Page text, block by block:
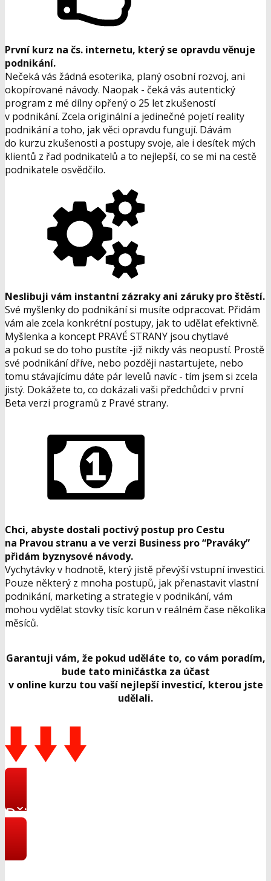
První kurz na čs. internetu, který se opravdu věnuje
podnikání.
Nečeká vás žádná esoterika, planý osobní rozvoj, ani
okopírované návody. Naopak - čeká vás autentický
program z mé dílny opřený o 25 let zkušeností
v podnikání. Zcela originální a jedinečné pojetí reality
podnikání a toho, jak věci opravdu fungují. Dávám
do kurzu zkušenosti a postupy svoje, ale i desítek mých
klientů z řad podnikatelů a to nejlepší, co se mi na cestě
podnikatele osvědčilo.
Neslibuji vám instantní zázraky ani záruky pro štěstí.
Své myšlenky do podnikání si musíte odpracovat. Přidám
vám ale zcela konkrétní postupy, jak to udělat efektivně.
Myšlenka a koncept PRAVÉ STRANY jsou chytlavé
a pokud se do toho pustíte -již nikdy vás neopustí. Prostě
své podnikání dříve, nebo později nastartujete, nebo
tomu stávajícímu dáte pár levelů navíc - tím jsem si zcela
jistý. Dokážete to, co dokázali vaši předchůdci v první
Beta verzi programů z Pravé strany.
Chci, abyste dostali poctivý postup pro Cestu
na Pravou stranu a ve verzi Business pro “Praváky”
přidám byznysové návody.
Vychytávky v hodnotě, který jistě převýší vstupní investici.
Pouze některý z mnoha postupů, jak přenastavit vlastní
podnikání, marketing a strategie v podnikání, vám
mohou vydělat stovky tisíc korun v reálném čase několika
měsíců.
Garantuji vám, že pokud uděláte to, co vám poradím,
bude tato miničástka za účast
v online kurzu tou vaší nejlepší investicí, kterou jste
udělali.
Přihlásit se do online kurzu